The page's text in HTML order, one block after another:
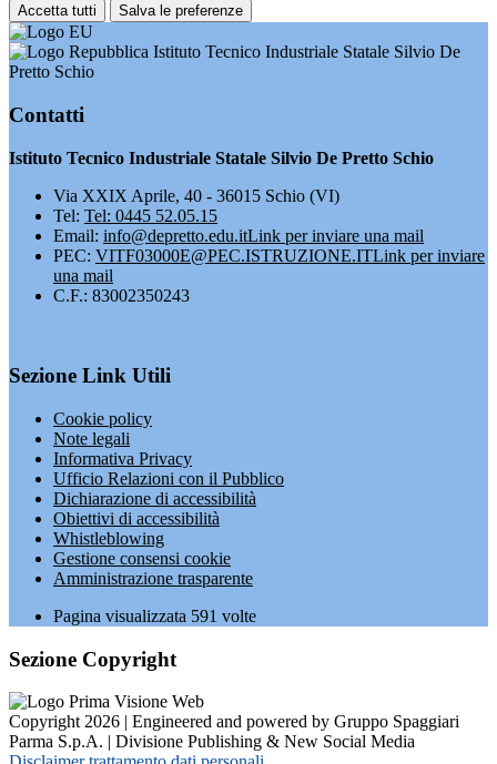
Accetta tutti Salva le preferenze
Istituto Tecnico Industriale Statale Silvio De
Pretto Schio
Contatti
Istituto Tecnico Industriale Statale Silvio De Pretto Schio
Via XXIX Aprile, 40 - 36015 Schio (VI)
Tel: Tel: 0445 52.05.15
Email: info@depretto.edu.itLink per inviare una mail
PEC: VITF03000E@PEC.ISTRUZIONE.ITLink per inviare
una mail
C.F.: 83002350243
Sezione Link Utili
Cookie policy
Note legali
Informativa Privacy
Ufficio Relazioni con il Pubblico
Dichiarazione di accessibilità
Obiettivi di accessibilità
Whistleblowing
Gestione consensi cookie
Amministrazione trasparente
Pagina visualizzata 591 volte
Sezione Copyright
Copyright 2026 | Engineered and powered by Gruppo Spaggiari
Parma S.p.A. | Divisione Publishing & New Social Media